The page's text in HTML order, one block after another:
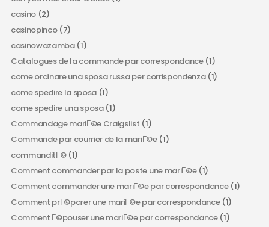
casino(2)
casinopinco(7)
casinowazamba(1)
Catalogues de la commande par correspondance(1)
come ordinare una sposa russa per corrispondenza(1)
come spedire la sposa (1)
come spedire una sposa(1)
Commandage mariГ©e Craigslist (1)
Commande par courrier de la mariГ©e(1)
commanditГ©(1)
Comment commander par la poste une mariГ©e(1)
Comment commander une mariГ©e par correspondance(1)
Comment prГ©parer une mariГ©e par correspondance(1)
Comment Г©pouser une mariГ©e par correspondance(1)